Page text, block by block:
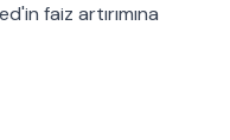
faiz artırımına